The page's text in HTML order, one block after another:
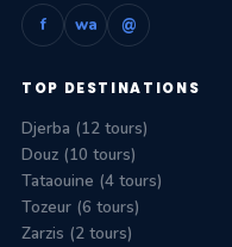
f wa @
TOP DESTINATIONS
Djerba (12 tours)
Douz (10 tours)
Tataouine (4 tours)
Tozeur (6 tours)
Zarzis (2 tours)